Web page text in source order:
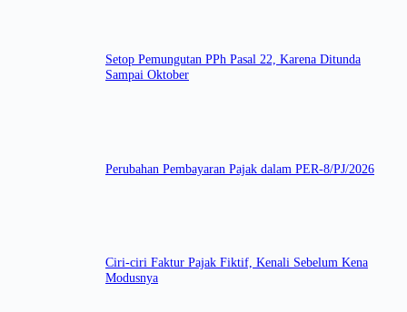
Setop Pemungutan PPh Pasal 22, Karena Ditunda
Sampai Oktober
Perubahan Pembayaran Pajak dalam PER-8/PJ/2026
Ciri-ciri Faktur Pajak Fiktif, Kenali Sebelum Kena
Modusnya